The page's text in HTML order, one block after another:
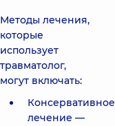
Методы лечения,
которые
использует
травматолог,
могут включать:
Консервативное
лечение —